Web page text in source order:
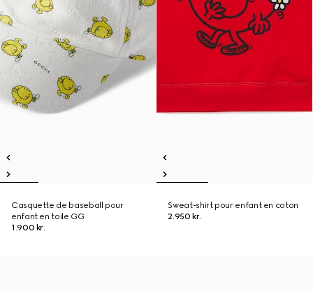
Casquette de baseball pour
enfant en toile GG
1.900 kr.
Sweat-shirt pour enfant en coton
2.950 kr.